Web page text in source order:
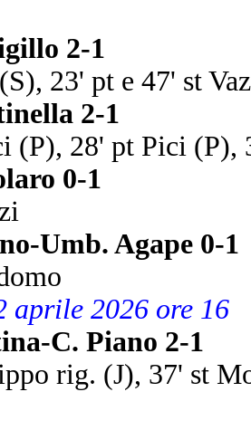
2-1
23' pt e 47' st
2-1
(P), 28' pt Pici (P),
0-1
Umb. Agape 0-1
aprile 2026 ore 16
C. Piano 2-1
rig. (J), 37' st